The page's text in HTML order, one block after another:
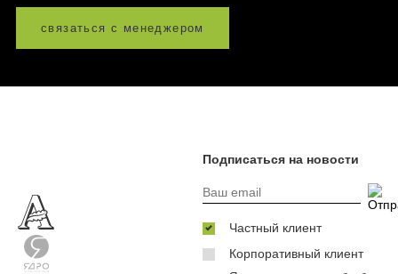
связаться с менеджером
Подписаться на новости
Частный клиент
Корпоративный клиент